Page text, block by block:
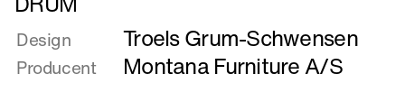
mere
om
DRUM
Design Troels Grum-Schwensen
Producent Montana Furniture A/S